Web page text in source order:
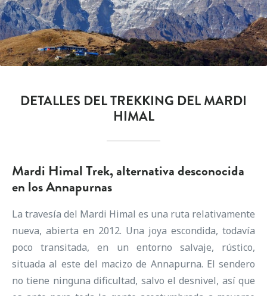
DETALLES DEL TREKKING DEL MARDI
HIMAL
Mardi Himal Trek, alternativa desconocida
en los Annapurnas
La travesía del Mardi Himal es una ruta relativamente
nueva, abierta en 2012. Una joya escondida, todavía
poco transitada, en un entorno salvaje, rústico,
situada al este del macizo de Annapurna. El sendero
no tiene ninguna dificultad, salvo el desnivel, así que